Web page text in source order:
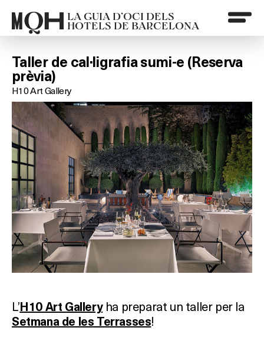
LA GUIA D’OCI DELS
HOTELS DE BARCELONA
Taller de cal·ligrafia sumi-e (Reserva
prèvia)
H10 Art Gallery
L’ H10 Art Gallery ha preparat un taller per la
Setmana de les Terrasses!